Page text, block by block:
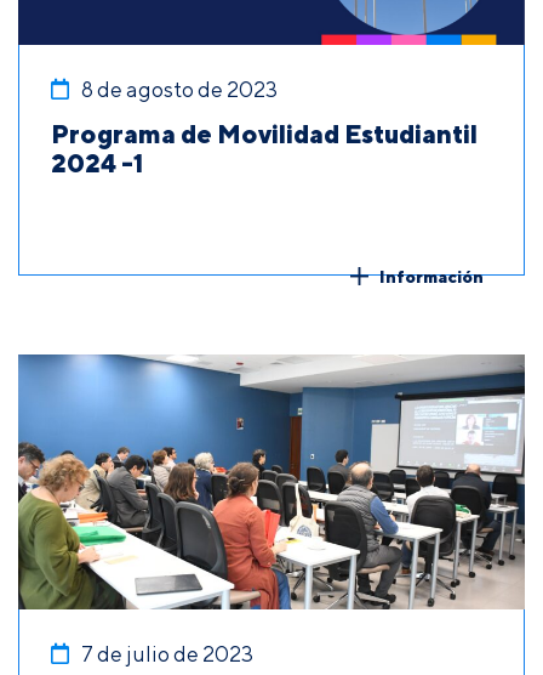
8 de agosto de 2023
Programa de Movilidad Estudiantil
2024 -1
Información
7 de julio de 2023